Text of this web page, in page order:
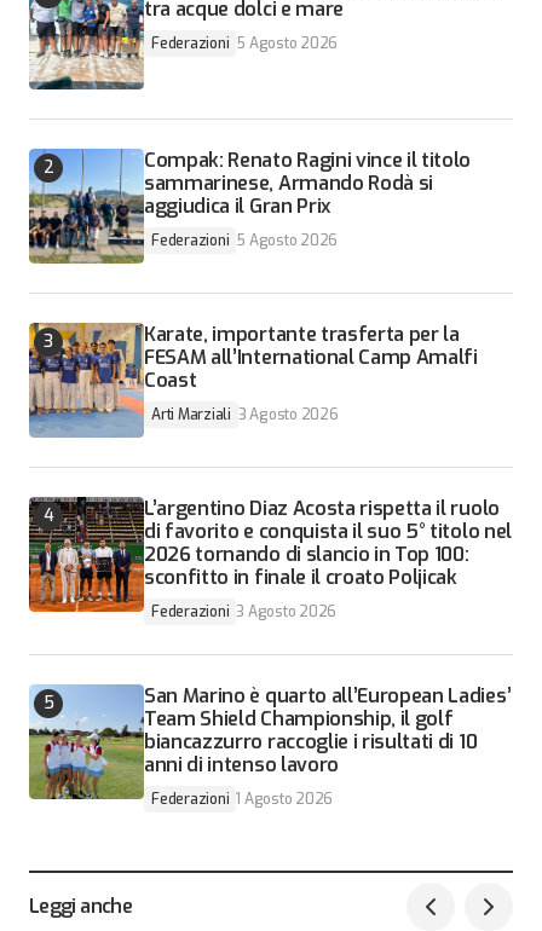
tra acque dolci e mare
Federazioni 5 Agosto 2026
Compak: Renato Ragini vince il titolo
sammarinese, Armando Rodà si
aggiudica il Gran Prix
Federazioni 5 Agosto 2026
Karate, importante trasferta per la
FESAM all’International Camp Amalfi
Coast
Arti Marziali 3 Agosto 2026
L’argentino Diaz Acosta rispetta il ruolo
di favorito e conquista il suo 5° titolo nel
2026 tornando di slancio in Top 100:
sconfitto in finale il croato Poljicak
Federazioni 3 Agosto 2026
San Marino è quarto all’European Ladies’
Team Shield Championship, il golf
biancazzurro raccoglie i risultati di 10
anni di intenso lavoro
Federazioni 1 Agosto 2026
Leggi anche